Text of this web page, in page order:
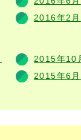
2016年2月
2015年10
2015年6月